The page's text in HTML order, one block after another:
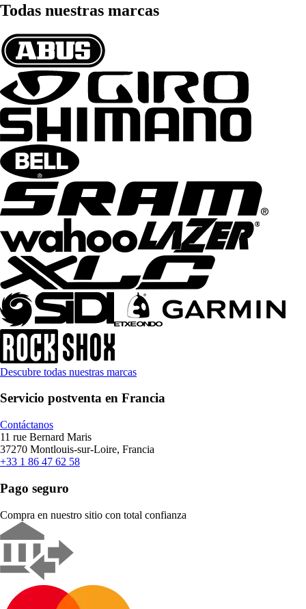
Todas nuestras marcas
Descubre todas nuestras marcas
Servicio postventa en Francia
Contáctanos
11 rue Bernard Maris
37270 Montlouis-sur-Loire, Francia
+33 1 86 47 62 58
Pago seguro
Compra en nuestro sitio con total confianza